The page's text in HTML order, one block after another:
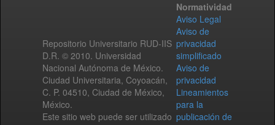
Repositorio Universitario RUD-IIS
D.R. © 2010. Universidad
Nacional Autónoma de México.
Ciudad Universitaria, Coyoacán,
C. P. 04510, Ciudad de México,
México.
Este sitio web puede ser utilizado
Normatividad
Aviso Legal
Aviso de
privacidad
simplificado
Aviso de
privacidad
Lineamientos
para la
publicación de